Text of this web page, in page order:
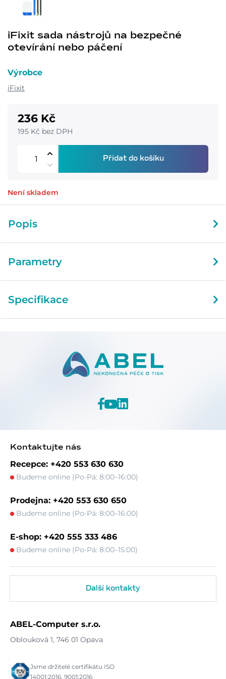
iFixit sada nástrojů na bezpečné
otevírání nebo páčení
Výrobce
iFixit
236 Kč
195 Kč bez DPH
Přidat do košíku
Není skladem
Popis
Parametry
Specifikace
Kontaktujte nás
Recepce: +420 553 630 630
Budeme online (Po-Pá: 8:00–16:00)
Prodejna: +420 553 630 650
Budeme online (Po-Pá: 8:00–16:00)
E-shop: +420 555 333 486
Budeme online (Po-Pá: 8:00–15:00)
Další kontakty
ABEL-Computer s.r.o.
Oblouková 1, 746 01 Opava
Jsme držitelé certifikátu ISO
14001:2016, 9001:2016